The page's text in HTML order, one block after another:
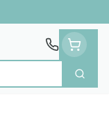
Zoek